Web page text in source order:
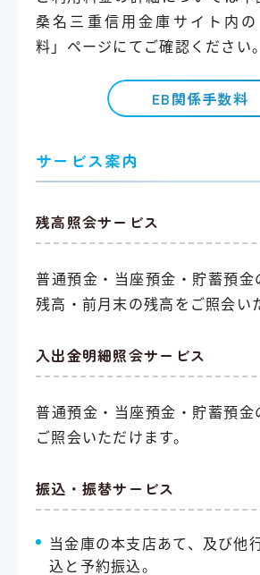
桑名三重信用金庫サイト内
料」ページにてご確認ください。
EB関係手数料
サービス案内
残高照会サービス
普通預金・当座預金・貯蓄預金
残高・前月末の残高をご照会い
入出金明細照会サービス
普通預金・当座預金・貯蓄預金
ご照会いただけます。
振込・振替サービス
当金庫の本支店あて、及び他
込と予約振込。